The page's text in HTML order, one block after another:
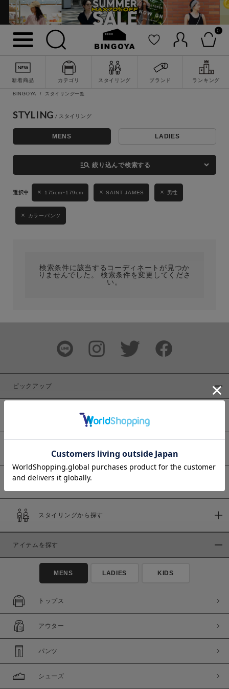
0
新着商品 カテゴリ スタイリング ブランド ランキング
詳細検索
キーワード
性別
MENS LADIES KIDS
ブランド
商品タイプ
通常商品
セール価格
在庫
在庫あり
BINGOYA スタイリング一覧
STYLING
MENS LADIES
manage_search 絞り込んで検索する
175cm~179cm SAINT JAMES 男性
カラーパンツ
検索条件に該当するコーディネートが見つか
りませんでした。 検索条件を変更してくださ
い。
ピックアップ
予約商品
スタイリングから探す
アイテムを探す
MENS LADIES KIDS
トップス
アウター
パンツ
シューズ